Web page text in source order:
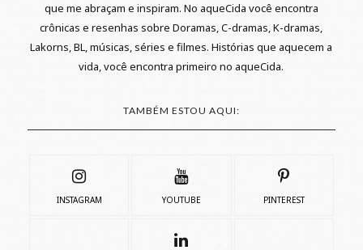
que me abraçam e inspiram. No aqueCida você encontra
crônicas e resenhas sobre Doramas, C-dramas, K-dramas,
Lakorns, BL, músicas, séries e filmes. Histórias que aquecem a
vida, você encontra primeiro no aqueCida.
TAMBÉM ESTOU AQUI:
INSTAGRAM YOUTUBE PINTEREST